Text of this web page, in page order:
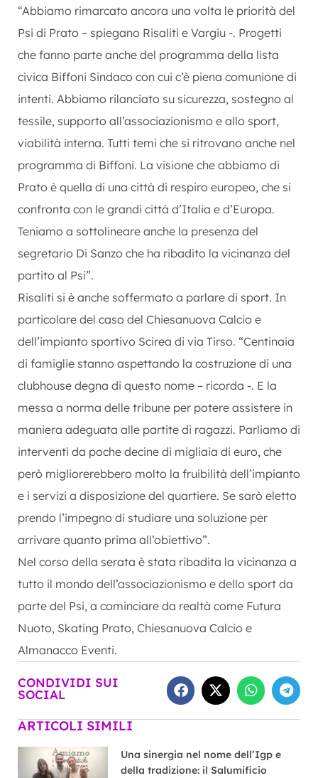
“Abbiamo rimarcato ancora una volta le priorità del
Psi di Prato – spiegano Risaliti e Vargiu -. Progetti
che fanno parte anche del programma della lista
civica Biffoni Sindaco con cui c’è piena comunione di
intenti. Abbiamo rilanciato su sicurezza, sostegno al
tessile, supporto all’associazionismo e allo sport,
viabilità interna. Tutti temi che si ritrovano anche nel
programma di Biffoni. La visione che abbiamo di
Prato è quella di una città di respiro europeo, che si
confronta con le grandi città d’Italia e d’Europa.
Teniamo a sottolineare anche la presenza del
segretario Di Sanzo che ha ribadito la vicinanza del
partito al Psi”.
Risaliti si è anche soffermato a parlare di sport. In
particolare del caso del Chiesanuova Calcio e
dell’impianto sportivo Scirea di via Tirso. “Centinaia
di famiglie stanno aspettando la costruzione di una
clubhouse degna di questo nome – ricorda -. E la
messa a norma delle tribune per potere assistere in
maniera adeguata alle partite di ragazzi. Parliamo di
interventi da poche decine di migliaia di euro, che
però migliorerebbero molto la fruibilità dell’impianto
e i servizi a disposizione del quartiere. Se sarò eletto
prendo l’impegno di studiare una soluzione per
arrivare quanto prima all’obiettivo”.
Nel corso della serata è stata ribadita la vicinanza a
tutto il mondo dell’associazionismo e dello sport da
parte del Psi, a cominciare da realtà come Futura
Nuoto, Skating Prato, Chiesanuova Calcio e
Almanacco Eventi.
CONDIVIDI SUI
SOCIAL
ARTICOLI SIMILI
Una sinergia nel nome dell’Igp e
della tradizione: il Salumificio